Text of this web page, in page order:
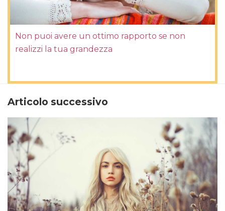
Non puoi avere un ottimo rapporto se non
realizzi la tua grandezza
Articolo successivo